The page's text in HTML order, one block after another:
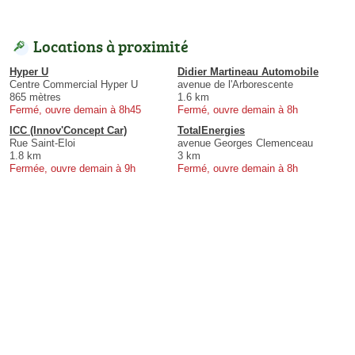
Locations à proximité
Hyper U
Centre Commercial Hyper U
865 mètres
Fermé, ouvre demain à 8h45
Didier Martineau Automobile
avenue de l'Arborescente
1.6 km
Fermé, ouvre demain à 8h
ICC (Innov'Concept Car)
Rue Saint-Eloi
1.8 km
Fermée, ouvre demain à 9h
TotalEnergies
avenue Georges Clemenceau
3 km
Fermé, ouvre demain à 8h